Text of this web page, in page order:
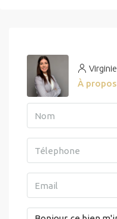
Virginie
À propos